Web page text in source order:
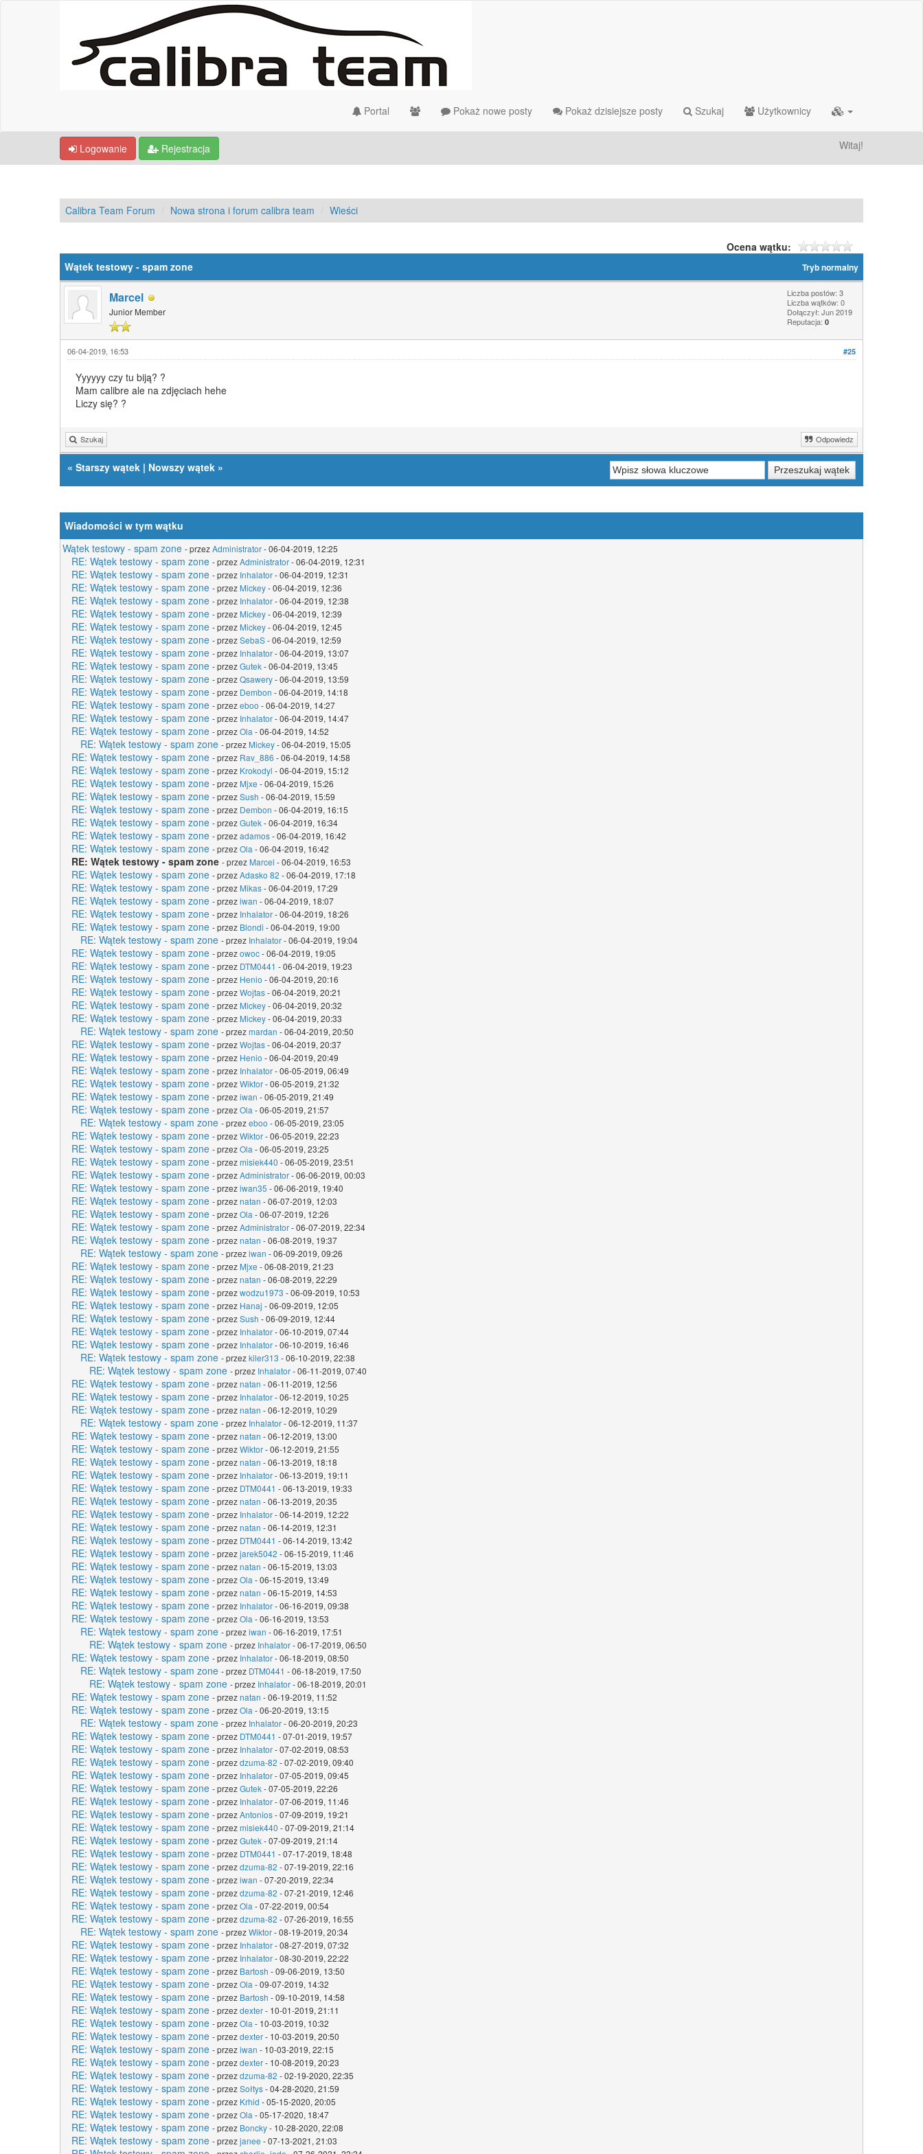
Portal Pokaż nowe posty Pokaż dzisiejsze posty Szukaj Użytkownicy
Logowanie Rejestracja Witaj!
Calibra Team Forum Nowa strona i forum calibra team Wieści
Ocena wątku:
Tryb normalny
Wątek testowy - spam zone
Marcel
Junior Member
Liczba postów: 3
Liczba wątków: 0
Dołączył: Jun 2019
Reputacja: 0
#25
06-04-2019, 16:53
Yyyyyy czy tu biją? ?
Mam calibre ale na zdjęciach hehe
Liczy się? ?
Szukaj Odpowiedz
« Starszy wątek | Nowszy wątek »
Wiadomości w tym wątku
Wątek testowy - spam zone - przezAdministrator- 06-04-2019, 12:25
RE: Wątek testowy - spam zone - przezAdministrator- 06-04-2019, 12:31
RE: Wątek testowy - spam zone - przez Inhalator- 06-04-2019, 12:31
RE: Wątek testowy - spam zone - przez Mickey- 06-04-2019, 12:36
RE: Wątek testowy - spam zone - przez Inhalator- 06-04-2019, 12:38
RE: Wątek testowy - spam zone - przez Mickey- 06-04-2019, 12:39
RE: Wątek testowy - spam zone - przez Mickey- 06-04-2019, 12:45
RE: Wątek testowy - spam zone - przezSebaS- 06-04-2019, 12:59
RE: Wątek testowy - spam zone - przez Inhalator- 06-04-2019, 13:07
RE: Wątek testowy - spam zone - przezGutek- 06-04-2019, 13:45
RE: Wątek testowy - spam zone - przezQsawery- 06-04-2019, 13:59
RE: Wątek testowy - spam zone - przez Dembon - 06-04-2019, 14:18
RE: Wątek testowy - spam zone - przezeboo - 06-04-2019, 14:27
RE: Wątek testowy - spam zone - przez Inhalator- 06-04-2019, 14:47
RE: Wątek testowy - spam zone - przezOla - 06-04-2019, 14:52
RE: Wątek testowy - spam zone - przez Mickey- 06-04-2019, 15:05
RE: Wątek testowy - spam zone - przez Rav_886 - 06-04-2019, 14:58
RE: Wątek testowy - spam zone - przez Krokodyl - 06-04-2019, 15:12
RE: Wątek testowy - spam zone - przez Mjxe - 06-04-2019, 15:26
RE: Wątek testowy - spam zone - przezSush - 06-04-2019, 15:59
RE: Wątek testowy - spam zone - przez Dembon - 06-04-2019, 16:15
RE: Wątek testowy - spam zone - przezGutek- 06-04-2019, 16:34
RE: Wątek testowy - spam zone - przezadamos- 06-04-2019, 16:42
RE: Wątek testowy - spam zone - przezOla - 06-04-2019, 16:42
RE: Wątek testowy - spam zone - przez Marcel - 06-04-2019, 16:53
RE: Wątek testowy - spam zone - przezAdasko 82 - 06-04-2019, 17:18
RE: Wątek testowy - spam zone - przez Mikas- 06-04-2019, 17:29
RE: Wątek testowy - spam zone - przeziwan - 06-04-2019, 18:07
RE: Wątek testowy - spam zone - przez Inhalator- 06-04-2019, 18:26
RE: Wątek testowy - spam zone - przez Blondi - 06-04-2019, 19:00
RE: Wątek testowy - spam zone - przez Inhalator- 06-04-2019, 19:04
RE: Wątek testowy - spam zone - przezowoc- 06-04-2019, 19:05
RE: Wątek testowy - spam zone - przez DTM0441 - 06-04-2019, 19:23
RE: Wątek testowy - spam zone - przez Henio - 06-04-2019, 20:16
RE: Wątek testowy - spam zone - przezWojtas- 06-04-2019, 20:21
RE: Wątek testowy - spam zone - przez Mickey- 06-04-2019, 20:32
RE: Wątek testowy - spam zone - przez Mickey- 06-04-2019, 20:33
RE: Wątek testowy - spam zone - przezmardan - 06-04-2019, 20:50
RE: Wątek testowy - spam zone - przezWojtas- 06-04-2019, 20:37
RE: Wątek testowy - spam zone - przez Henio - 06-04-2019, 20:49
RE: Wątek testowy - spam zone - przez Inhalator- 06-05-2019, 06:49
RE: Wątek testowy - spam zone - przezWiktor- 06-05-2019, 21:32
RE: Wątek testowy - spam zone - przeziwan - 06-05-2019, 21:49
RE: Wątek testowy - spam zone - przezOla - 06-05-2019, 21:57
RE: Wątek testowy - spam zone - przezeboo - 06-05-2019, 23:05
RE: Wątek testowy - spam zone - przezWiktor- 06-05-2019, 22:23
RE: Wątek testowy - spam zone - przezOla - 06-05-2019, 23:25
RE: Wątek testowy - spam zone - przezmisiek440 - 06-05-2019, 23:51
RE: Wątek testowy - spam zone - przezAdministrator- 06-06-2019, 00:03
RE: Wątek testowy - spam zone - przeziwan35 - 06-06-2019, 19:40
RE: Wątek testowy - spam zone - przeznatan - 06-07-2019, 12:03
RE: Wątek testowy - spam zone - przezOla - 06-07-2019, 12:26
RE: Wątek testowy - spam zone - przezAdministrator- 06-07-2019, 22:34
RE: Wątek testowy - spam zone - przeznatan - 06-08-2019, 19:37
RE: Wątek testowy - spam zone - przeziwan - 06-09-2019, 09:26
RE: Wątek testowy - spam zone - przez Mjxe - 06-08-2019, 21:23
RE: Wątek testowy - spam zone - przeznatan - 06-08-2019, 22:29
RE: Wątek testowy - spam zone - przezwodzu1973 - 06-09-2019, 10:53
RE: Wątek testowy - spam zone - przez Hanaj - 06-09-2019, 12:05
RE: Wątek testowy - spam zone - przezSush - 06-09-2019, 12:44
RE: Wątek testowy - spam zone - przez Inhalator- 06-10-2019, 07:44
RE: Wątek testowy - spam zone - przez Inhalator- 06-10-2019, 16:46
RE: Wątek testowy - spam zone - przezkiler313 - 06-10-2019, 22:38
RE: Wątek testowy - spam zone - przez Inhalator- 06-11-2019, 07:40
RE: Wątek testowy - spam zone - przeznatan - 06-11-2019, 12:56
RE: Wątek testowy - spam zone - przez Inhalator- 06-12-2019, 10:25
RE: Wątek testowy - spam zone - przeznatan - 06-12-2019, 10:29
RE: Wątek testowy - spam zone - przez Inhalator- 06-12-2019, 11:37
RE: Wątek testowy - spam zone - przeznatan - 06-12-2019, 13:00
RE: Wątek testowy - spam zone - przezWiktor- 06-12-2019, 21:55
RE: Wątek testowy - spam zone - przeznatan - 06-13-2019, 18:18
RE: Wątek testowy - spam zone - przez Inhalator- 06-13-2019, 19:11
RE: Wątek testowy - spam zone - przez DTM0441 - 06-13-2019, 19:33
RE: Wątek testowy - spam zone - przeznatan - 06-13-2019, 20:35
RE: Wątek testowy - spam zone - przez Inhalator- 06-14-2019, 12:22
RE: Wątek testowy - spam zone - przeznatan - 06-14-2019, 12:31
RE: Wątek testowy - spam zone - przez DTM0441 - 06-14-2019, 13:42
RE: Wątek testowy - spam zone - przezjarek5042 - 06-15-2019, 11:46
RE: Wątek testowy - spam zone - przeznatan - 06-15-2019, 13:03
RE: Wątek testowy - spam zone - przezOla - 06-15-2019, 13:49
RE: Wątek testowy - spam zone - przeznatan - 06-15-2019, 14:53
RE: Wątek testowy - spam zone - przez Inhalator- 06-16-2019, 09:38
RE: Wątek testowy - spam zone - przezOla - 06-16-2019, 13:53
RE: Wątek testowy - spam zone - przeziwan - 06-16-2019, 17:51
RE: Wątek testowy - spam zone - przez Inhalator- 06-17-2019, 06:50
RE: Wątek testowy - spam zone - przez Inhalator- 06-18-2019, 08:50
RE: Wątek testowy - spam zone - przez DTM0441 - 06-18-2019, 17:50
RE: Wątek testowy - spam zone - przez Inhalator- 06-18-2019, 20:01
RE: Wątek testowy - spam zone - przeznatan - 06-19-2019, 11:52
RE: Wątek testowy - spam zone - przezOla - 06-20-2019, 13:15
RE: Wątek testowy - spam zone - przez Inhalator- 06-20-2019, 20:23
RE: Wątek testowy - spam zone - przez DTM0441 - 07-01-2019, 19:57
RE: Wątek testowy - spam zone - przez Inhalator- 07-02-2019, 08:53
RE: Wątek testowy - spam zone - przezdzuma-82 - 07-02-2019, 09:40
RE: Wątek testowy - spam zone - przez Inhalator- 07-05-2019, 09:45
RE: Wątek testowy - spam zone - przezGutek- 07-05-2019, 22:26
RE: Wątek testowy - spam zone - przez Inhalator- 07-06-2019, 11:46
RE: Wątek testowy - spam zone - przezAntonios- 07-09-2019, 19:21
RE: Wątek testowy - spam zone - przezmisiek440 - 07-09-2019, 21:14
RE: Wątek testowy - spam zone - przezGutek- 07-09-2019, 21:14
RE: Wątek testowy - spam zone - przez DTM0441 - 07-17-2019, 18:48
RE: Wątek testowy - spam zone - przezdzuma-82 - 07-19-2019, 22:16
RE: Wątek testowy - spam zone - przeziwan - 07-20-2019, 22:34
RE: Wątek testowy - spam zone - przezdzuma-82 - 07-21-2019, 12:46
RE: Wątek testowy - spam zone - przezOla - 07-22-2019, 00:54
RE: Wątek testowy - spam zone - przezdzuma-82 - 07-26-2019, 16:55
RE: Wątek testowy - spam zone - przezWiktor- 08-19-2019, 20:34
RE: Wątek testowy - spam zone - przez Inhalator- 08-27-2019, 07:32
RE: Wątek testowy - spam zone - przez Inhalator- 08-30-2019, 22:22
RE: Wątek testowy - spam zone - przez Bartosh - 09-06-2019, 13:50
RE: Wątek testowy - spam zone - przezOla - 09-07-2019, 14:32
RE: Wątek testowy - spam zone - przez Bartosh - 09-10-2019, 14:58
RE: Wątek testowy - spam zone - przezdexter- 10-01-2019, 21:11
RE: Wątek testowy - spam zone - przezOla - 10-03-2019, 10:32
RE: Wątek testowy - spam zone - przezdexter- 10-03-2019, 20:50
RE: Wątek testowy - spam zone - przeziwan - 10-03-2019, 22:15
RE: Wątek testowy - spam zone - przezdexter- 10-08-2019, 20:23
RE: Wątek testowy - spam zone - przezdzuma-82 - 02-19-2020, 22:35
RE: Wątek testowy - spam zone - przezSołtys- 04-28-2020, 21:59
RE: Wątek testowy - spam zone - przez Krhid - 05-15-2020, 20:05
RE: Wątek testowy - spam zone - przezOla - 05-17-2020, 18:47
RE: Wątek testowy - spam zone - przez Boncky- 10-28-2020, 22:08
RE: Wątek testowy - spam zone - przezjanee - 07-13-2021, 21:03